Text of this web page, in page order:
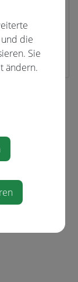
Stv.
die
Sie
ändern.